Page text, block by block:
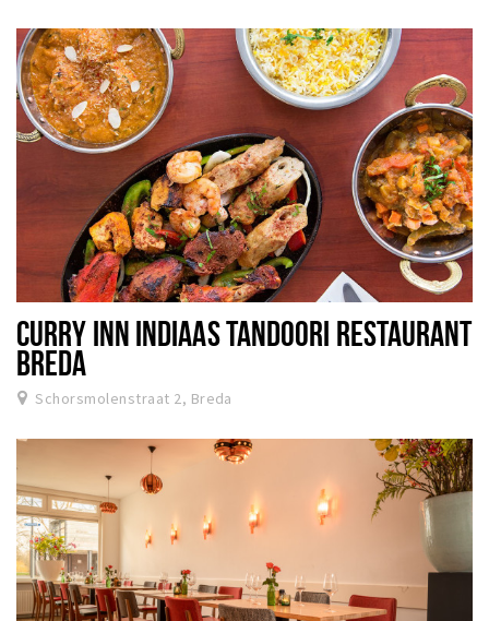
CURRY INN INDIAAS TANDOORI RESTAURANT
BREDA
Schorsmolenstraat 2, Breda